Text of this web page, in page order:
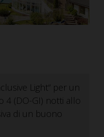
Light“ per un
4 (DO-GI) notti allo
di un buono